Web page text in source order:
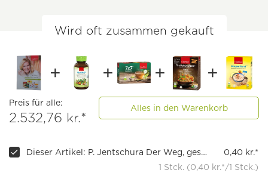
Wird oft zusammen gekauft
Preis für alle:
2.532,76 kr.*
Alles in den Warenkorb
Dieser Artikel: P. Jentschura Der Weg, gesund zu leben
0,40 kr.*
1 Stck. (0,40 kr.*/1 Stck.)